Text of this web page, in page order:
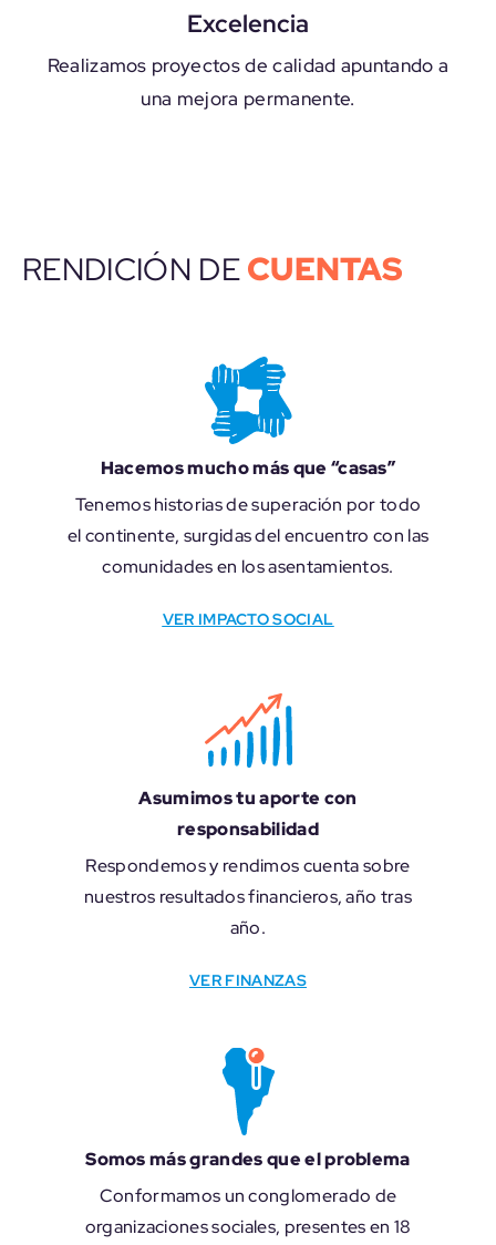
Excelencia
Realizamos proyectos de calidad apuntando a
una mejora permanente.
RENDICIÓN DECUENTAS
Hacemos mucho más que “casas”
Tenemos historias de superación por todo
el continente, surgidas del encuentro con las
comunidades en los asentamientos.
VER IMPACTO SOCIAL
Asumimos tu aporte con
responsabilidad
Respondemos y rendimos cuenta sobre
nuestros resultados financieros, año tras
año.
VER FINANZAS
Somos más grandes que el problema
Conformamos un conglomerado de
organizaciones sociales, presentes en 18